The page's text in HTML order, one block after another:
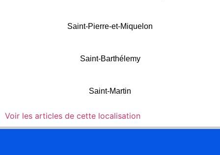
Saint-Pierre-et-Miquelon
Saint-Barthélemy
Saint-Martin
Voir les articles de cette localisation